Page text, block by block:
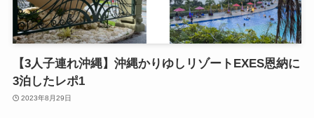
【3人子連れ沖縄】沖縄かりゆしリゾートEXES恩納に
3泊したレポ1
2023年8月29日